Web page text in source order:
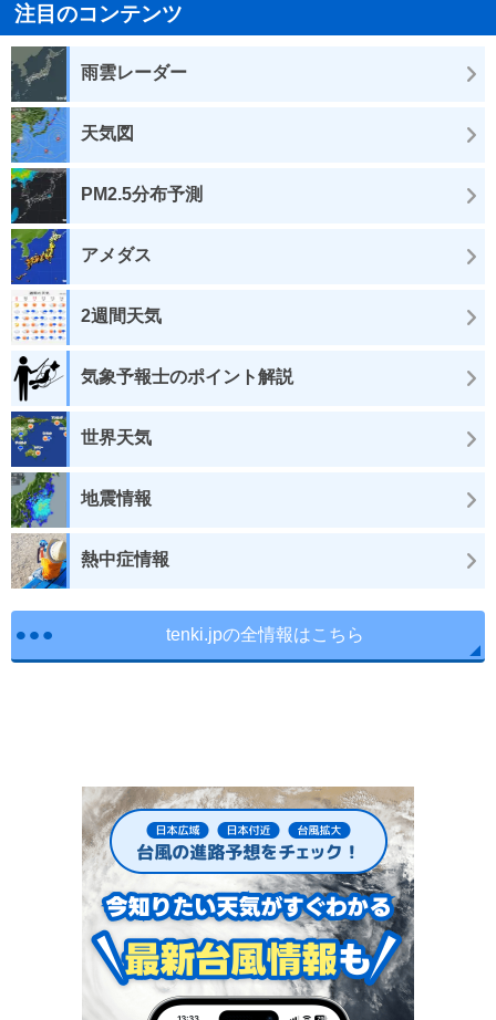
注目のコンテンツ
雨雲レーダー
天気図
PM2.5分布予測
アメダス
2週間天気
気象予報士のポイント解説
世界天気
地震情報
熱中症情報
tenki.jpの全情報はこちら